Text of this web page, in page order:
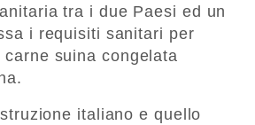
tra i due Paesi ed un
i requisiti sanitari per
carne suina congelata
italiano e quello